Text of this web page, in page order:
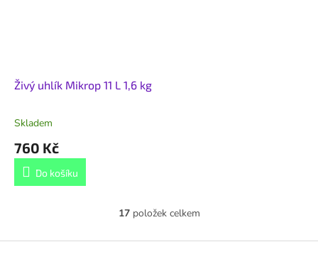
Živý uhlík Mikrop 11 L 1,6 kg
Skladem
760 Kč
Do košíku
O
l
17položek celkem